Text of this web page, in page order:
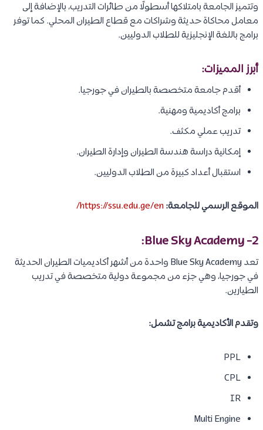
وتتميز الجامعة بامتلاكها أسطولًا من طائرات التدريب، بالإضافة إلى
معامل محاكاة حديثة وشراكات مع قطاع الطيران المحلي. كما توفر
برامج باللغة الإنجليزية للطلاب الدوليين.
أبرز المميزات:
أقدم جامعة متخصصة بالطيران في جورجيا.
برامج أكاديمية ومهنية.
تدريب عملي مكثف.
إمكانية دراسة هندسة الطيران وإدارة الطيران.
استقبال أعداد كبيرة من الطلاب الدوليين.
الموقع الرسمي للجامعة:https://ssu.edu.ge/en/
2- Blue Sky Academy:
تعد Blue Sky Academy واحدة من أشهر أكاديميات الطيران الحديثة
في جورجيا، وهي جزء من مجموعة دولية متخصصة في تدريب
الطيارين.
وتقدم الأكاديمية برامج تشمل:
PPL
CPL
IR
Multi Engine